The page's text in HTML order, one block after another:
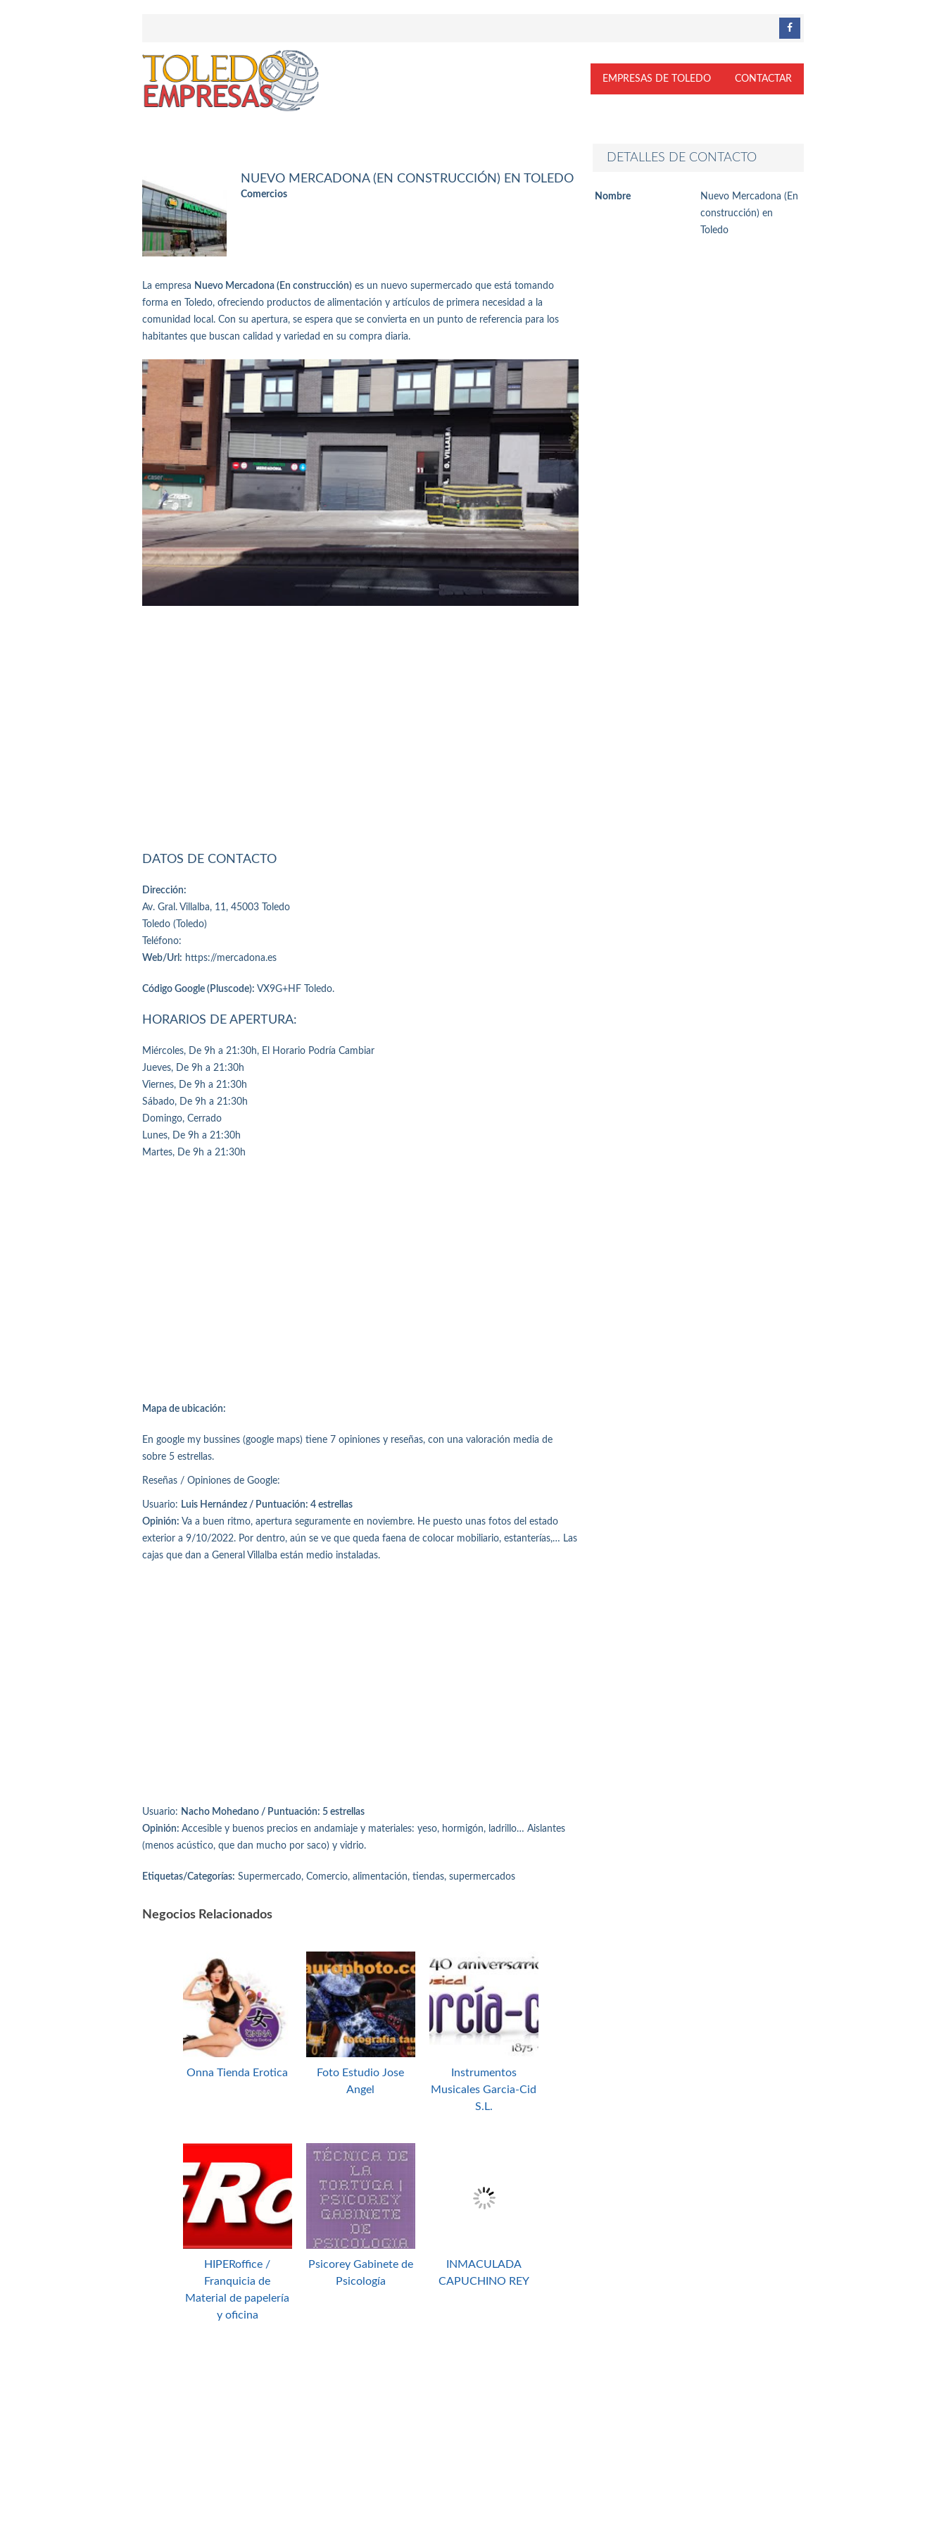
EMPRESAS DE TOLEDO CONTACTAR
DETALLES DE CONTACTO
Nombre
Nuevo Mercadona (En
construcción) en
Toledo
NUEVO MERCADONA (EN CONSTRUCCIÓN) EN TOLEDO
Comercios
La empresa Nuevo Mercadona (En construcción) es un nuevo supermercado que está tomando
forma en Toledo, ofreciendo productos de alimentación y artículos de primera necesidad a la
comunidad local. Con su apertura, se espera que se convierta en un punto de referencia para los
habitantes que buscan calidad y variedad en su compra diaria.
DATOS DE CONTACTO
Dirección:
Av. Gral. Villalba, 11, 45003 Toledo
Toledo (Toledo)
Teléfono:
Web/Url: https://mercadona.es
Código Google (Pluscode): VX9G+HF Toledo.
HORARIOS DE APERTURA:
Miércoles, De 9h a 21:30h, El Horario Podría Cambiar
Jueves, De 9h a 21:30h
Viernes, De 9h a 21:30h
Sábado, De 9h a 21:30h
Domingo, Cerrado
Lunes, De 9h a 21:30h
Martes, De 9h a 21:30h
Mapa de ubicación:
En google my bussines (google maps) tiene 7 opiniones y reseñas, con una valoración media de
sobre 5 estrellas.
Reseñas / Opiniones de Google:
Usuario: Luis Hernández / Puntuación: 4 estrellas
Opinión: Va a buen ritmo, apertura seguramente en noviembre. He puesto unas fotos del estado
exterior a 9/10/2022. Por dentro, aún se ve que queda faena de colocar mobiliario, estanterías,… Las
cajas que dan a General Villalba están medio instaladas.
Usuario: Nacho Mohedano / Puntuación: 5 estrellas
Opinión: Accesible y buenos precios en andamiaje y materiales: yeso, hormigón, ladrillo… Aislantes
(menos acústico, que dan mucho por saco) y vidrio.
Etiquetas/Categorías: Supermercado, Comercio, alimentación, tiendas, supermercados
Negocios Relacionados
Onna Tienda Erotica
Foto Estudio Jose
Angel
Instrumentos
Musicales Garcia-Cid
S.L.
HIPERoffice /
Franquicia de
Material de papelería
y oficina
Psicorey Gabinete de
Psicología
INMACULADA
CAPUCHINO REY